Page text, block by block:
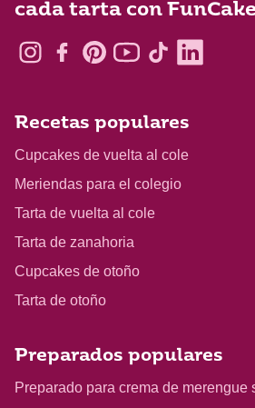
cada tarta con
Recetas populares
Cupcakes de vuelta al cole
Meriendas para el colegio
Tarta de vuelta al cole
Tarta de zanahoria
Cupcakes de otoño
Tarta de otoño
Preparados populares
Preparado para crema de merengue